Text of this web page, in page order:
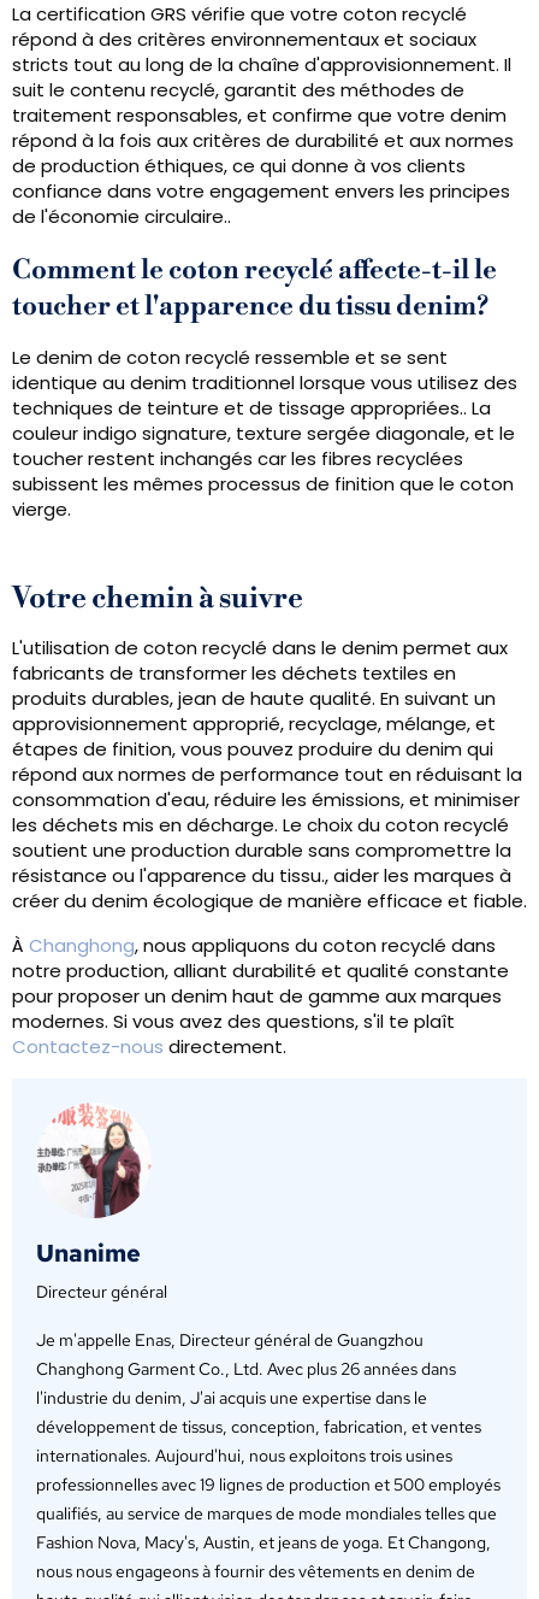
La certification GRS vérifie que votre coton recyclé
répond à des critères environnementaux et sociaux
stricts tout au long de la chaîne d'approvisionnement. Il
suit le contenu recyclé, garantit des méthodes de
traitement responsables, et confirme que votre denim
répond à la fois aux critères de durabilité et aux normes
de production éthiques, ce qui donne à vos clients
confiance dans votre engagement envers les principes
de l'économie circulaire..
Comment le coton recyclé affecte-t-il le
toucher et l'apparence du tissu denim?
Le denim de coton recyclé ressemble et se sent
identique au denim traditionnel lorsque vous utilisez des
techniques de teinture et de tissage appropriées.. La
couleur indigo signature, texture sergée diagonale, et le
toucher restent inchangés car les fibres recyclées
subissent les mêmes processus de finition que le coton
vierge.
Votre chemin à suivre
L'utilisation de coton recyclé dans le denim permet aux
fabricants de transformer les déchets textiles en
produits durables, jean de haute qualité. En suivant un
approvisionnement approprié, recyclage, mélange, et
étapes de finition, vous pouvez produire du denim qui
répond aux normes de performance tout en réduisant la
consommation d'eau, réduire les émissions, et minimiser
les déchets mis en décharge. Le choix du coton recyclé
soutient une production durable sans compromettre la
résistance ou l'apparence du tissu., aider les marques à
créer du denim écologique de manière efficace et fiable.
À Changhong, nous appliquons du coton recyclé dans
notre production, alliant durabilité et qualité constante
pour proposer un denim haut de gamme aux marques
modernes. Si vous avez des questions, s'il te plaît
Contactez-nous directement.
Unanime
Directeur général
Je m'appelle Enas, Directeur général de Guangzhou
Changhong Garment Co., Ltd. Avec plus 26 années dans
l'industrie du denim, J'ai acquis une expertise dans le
développement de tissus, conception, fabrication, et ventes
internationales. Aujourd'hui, nous exploitons trois usines
professionnelles avec 19 lignes de production et 500 employés
qualifiés, au service de marques de mode mondiales telles que
Fashion Nova, Macy's, Austin, et jeans de yoga. Et Changong,
nous nous engageons à fournir des vêtements en denim de